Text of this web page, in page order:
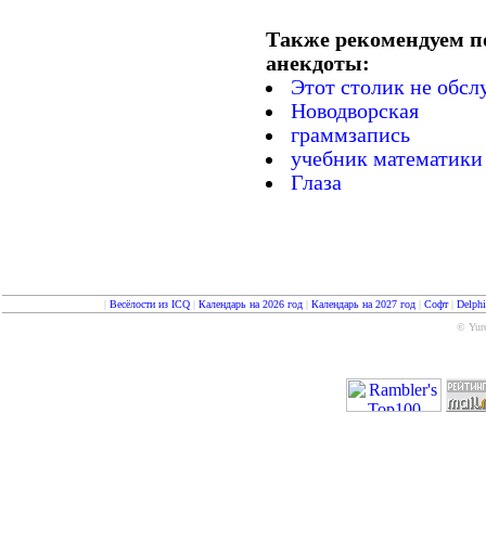
Также рекомендуем
анекдоты:
Этот столик не
Новодворская
граммзапись
учебник математики
Глаза
Весёлости из ICQ| Календарь на 2026 год| Календарь на 2027 год| Софт|
©